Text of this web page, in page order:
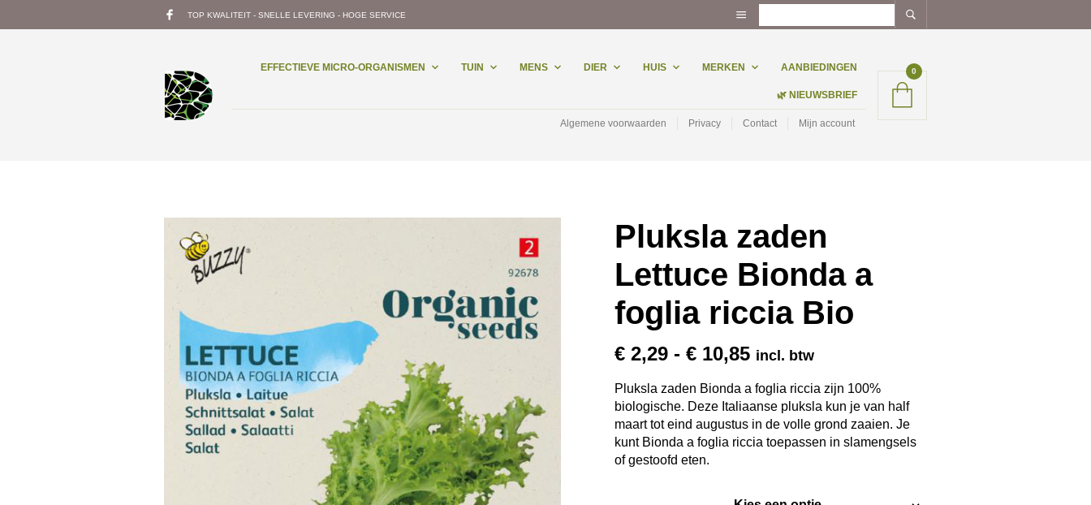
TOP KWALITEIT - SNELLE LEVERING - HOGE SERVICE
EFFECTIEVE MICRO-ORGANISMEN TUIN MENS DIER HUIS MERKEN AANBIEDINGEN
🌿 NIEUWSBRIEF
Algemene voorwaarden Privacy Contact Mijn account
0
Pluksla zaden
Lettuce Bionda a
foglia riccia Bio
€2,29 - €10,85Prijsklasse:
tot
€ 10,85
incl. btw
Pluksla zaden Bionda a foglia riccia zijn 100%
biologische. Deze Italiaanse pluksla kun je van half
maart tot eind augustus in de volle grond zaaien. Je
kunt Bionda a foglia riccia toepassen in slamengsels
of gestoofd eten.